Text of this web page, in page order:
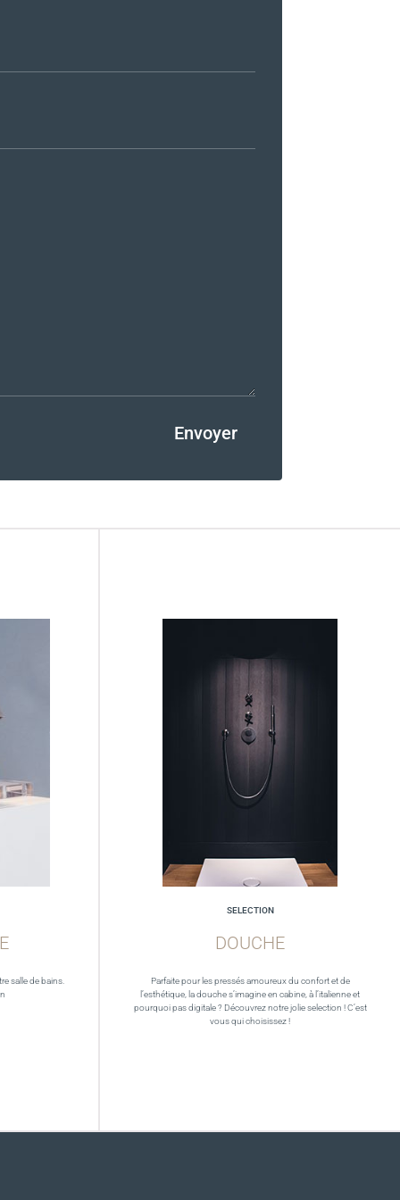
Envoyer
salle de bains.
SELECTION
DOUCHE
Parfaite pour les pressés amoureux du confort et de
l’esthétique, la douche s’imagine en cabine, à l’italienne et
pourquoi pas digitale ? Découvrez notre jolie selection ! C’est
vous qui choisissez !